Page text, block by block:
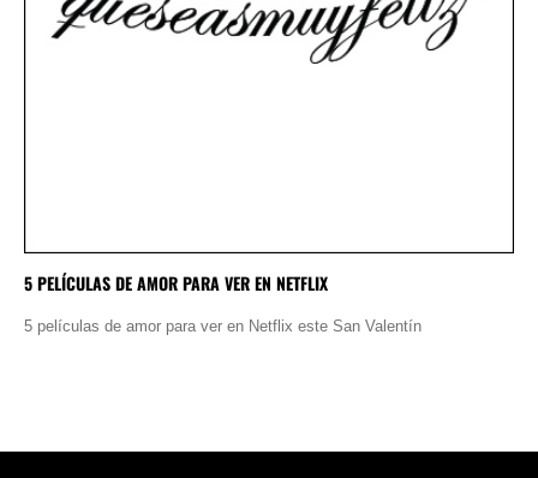
5 PELÍCULAS DE AMOR PARA VER EN NETFLIX
5 películas de amor para ver en Netflix este San Valentín